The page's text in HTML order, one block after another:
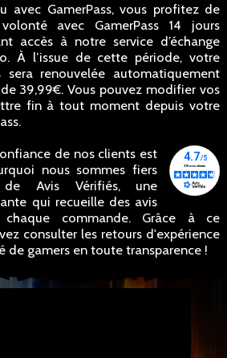
avec GamerPass, vous profitez de
avec GamerPass 14 jours
accès à notre service d’échange
À l’issue de cette période, votre
sera renouvelée automatiquement
39,99€. Vous pouvez modifier vos
fin à tout moment depuis votre
de nos clients est
nous sommes fiers
de Avis Vérifiés, une
qui recueille des avis
chaque commande. Grâce à ce
consulter les retours d'expérience
de gamers en toute transparence !